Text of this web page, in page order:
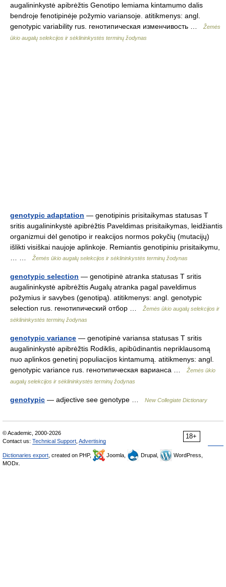
augalininkystė apibrėžtis Genotipo lemiama kintamumo dalis
bendroje fenotipinėje požymio variansoje. atitikmenys: angl.
genotypic variability rus. генотипическая изменчивость …
Žemės
ūkio augalų selekcijos ir sėklininkystės terminų žodynas
genotypic adaptation — genotipinis prisitaikymas statusas T
sritis augalininkystė apibrėžtis Paveldimas prisitaikymas, leidžiantis
organizmui dėl genotipo ir reakcijos normos pokyčių (mutacijų)
išlikti visiškai naujoje aplinkoje. Remiantis genotipiniu prisitaikymu,
Žemės ūkio augalų selekcijos ir sėklininkystės terminų žodynas
genotypic selection — genotipinė atranka statusas T sritis
augalininkystė apibrėžtis Augalų atranka pagal paveldimus
požymius ir savybes (genotipą). atitikmenys: angl. genotypic
selection rus. генотипический отбор …
Žemės ūkio augalų selekcijos ir
sėklininkystės terminų žodynas
genotypic variance — genotipinė variansa statusas T sritis
augalininkystė apibrėžtis Rodiklis, apibūdinantis nepriklausomą
nuo aplinkos genetinį populiacijos kintamumą. atitikmenys: angl.
genotypic variance rus. генотипическая варианса …
Žemės ūkio
augalų selekcijos ir sėklininkystės terminų žodynas
genotypic — adjective see genotype … New Collegiate Dictionary
18+
© Academic, 2000-2026
Contact us: Technical Support Advertising
Dictionaries export , created on PHP, Joomla, Drupal,
WordPress,
MODx.